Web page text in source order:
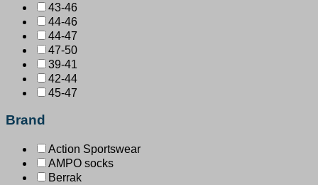
43-46
44-46
44-47
47-50
39-41
42-44
45-47
Brand
Action Sportswear
AMPO socks
Berrak